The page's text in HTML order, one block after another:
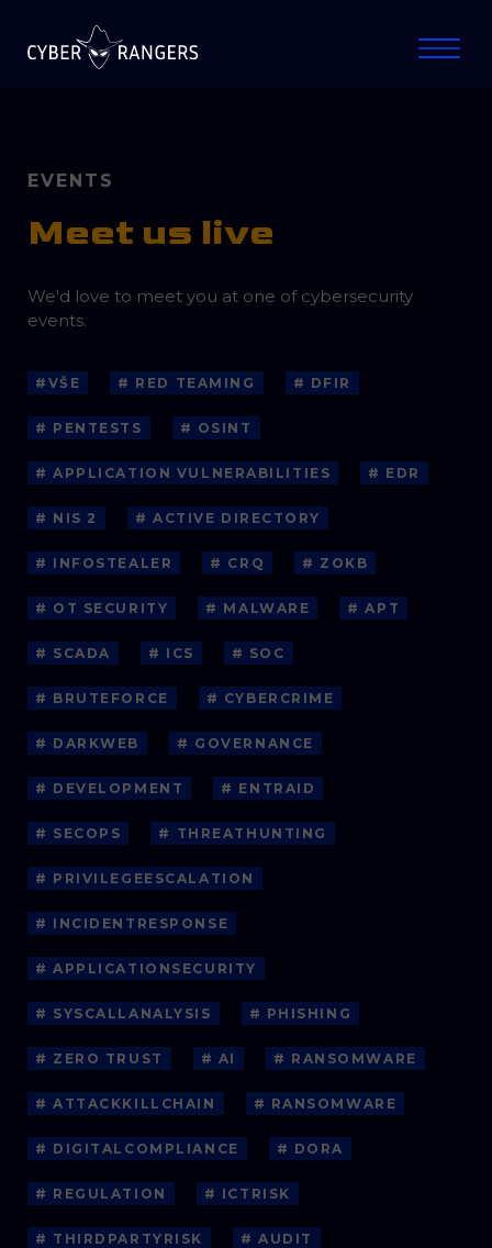
EVENTS
Meet us live
We'd love to meet you at one of cybersecurity
events.
#VŠE # RED TEAMING # DFIR
# PENTESTS # OSINT
# APPLICATION VULNERABILITIES # EDR
# NIS 2 # ACTIVE DIRECTORY
# INFOSTEALER # CRQ # ZOKB
# OT SECURITY # MALWARE # APT
# SCADA # ICS # SOC
# BRUTEFORCE # CYBERCRIME
# DARKWEB # GOVERNANCE
# DEVELOPMENT # ENTRAID
# SECOPS # THREATHUNTING
# PRIVILEGEESCALATION
# INCIDENTRESPONSE
# APPLICATIONSECURITY
# SYSCALLANALYSIS # PHISHING
# ZERO TRUST # AI # RANSOMWARE
# ATTACKKILLCHAIN # RANSOMWARE
# DIGITALCOMPLIANCE # DORA
# REGULATION # ICTRISK
# THIRDPARTYRISK # AUDIT